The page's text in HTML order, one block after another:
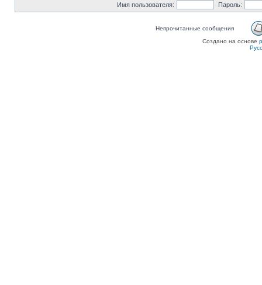
Имя пользователя: Пароль:
Непрочитанные сообщения
Создано на основе